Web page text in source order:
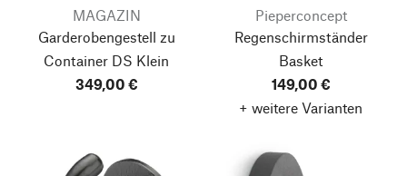
MAGAZIN
Garderobengestell zu
Container DS Klein
349,00 €
Pieperconcept
Regenschirmständer
Basket
149,00 €
+ weitere Varianten